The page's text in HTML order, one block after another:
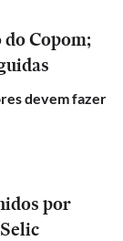
Copom;
devem fazer
por